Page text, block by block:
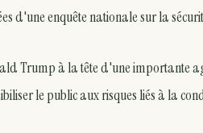
d'une enquête nationale sur la
Trump à la tête d'une importante
le public aux risques liés à la